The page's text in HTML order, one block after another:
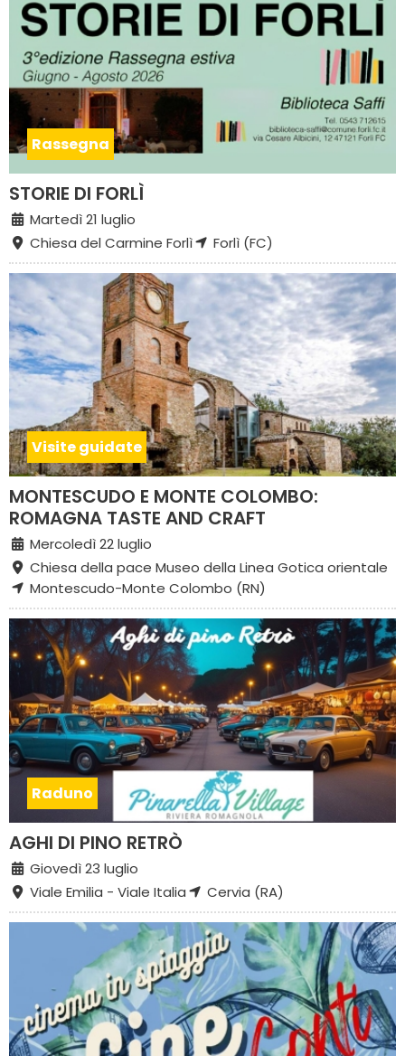
Rassegna
STORIE DI FORLÌ
Martedì 21 luglio
Chiesa del Carmine Forlì
Forlì (FC)
Visite guidate
MONTESCUDO E MONTE COLOMBO:
ROMAGNA TASTE AND CRAFT
Mercoledì 22 luglio
Chiesa della pace Museo della Linea Gotica orientale
Montescudo-Monte Colombo (RN)
Raduno
AGHI DI PINO RETRÒ
Giovedì 23 luglio
Viale Emilia - Viale Italia
Cervia (RA)